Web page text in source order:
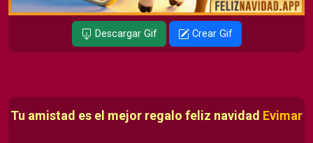
Descargar Gif Crear Gif
Tu amistad es el mejor regalo feliz navidad Evimar